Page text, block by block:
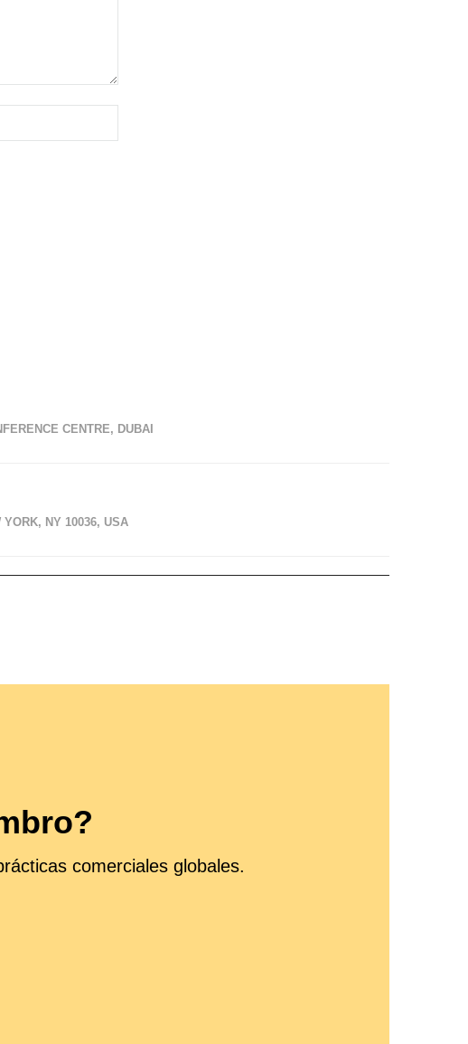
CENTRE, DUBAI
YORK, NY 10036, USA
comerciales globales.